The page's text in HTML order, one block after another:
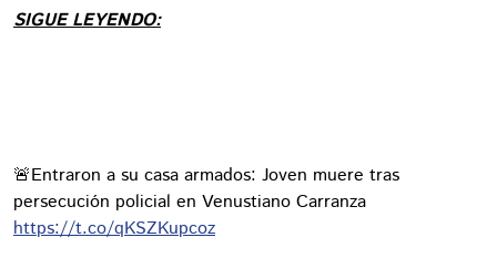
SIGUE LEYENDO:
🚨Entraron a su casa armados: Joven muere tras
persecución policial en Venustiano Carranza
https://t.co/qKSZKupcoz